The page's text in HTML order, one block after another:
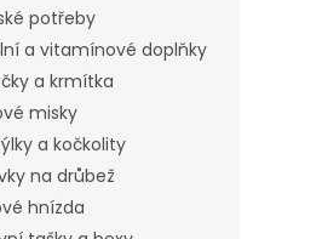
potřeby
a vitamínové doplňky
a krmítka
misky
a kočkolity
na drůbež
hnízda